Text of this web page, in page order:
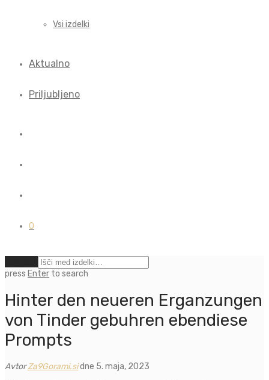
Vsi izdelki
Aktualno
Priljubljeno
0
press Enter to search
Hinter den neueren Erganzungen
von Tinder gebuhren ebendiese
Prompts
AvtorZa9Gorami.sidne 5. maja, 2023